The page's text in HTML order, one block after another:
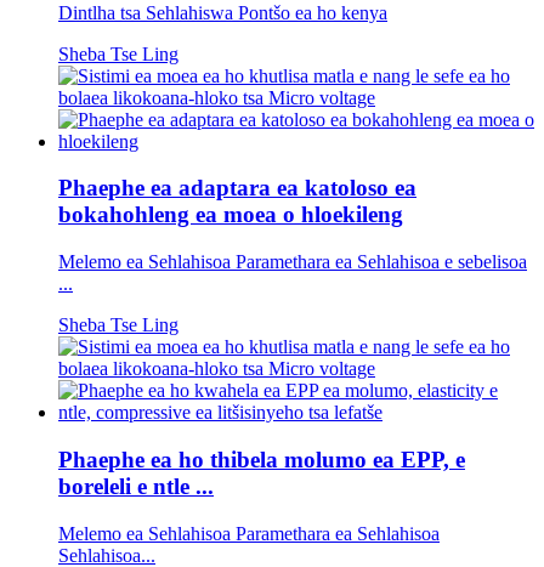
Dintlha tsa Sehlahiswa Pontšo ea ho kenya
Sheba Tse Ling
Phaephe ea adaptara ea katoloso ea
bokahohleng ea moea o hloekileng
Melemo ea Sehlahisoa Paramethara ea Sehlahisoa e sebelisoa
...
Sheba Tse Ling
Phaephe ea ho thibela molumo ea EPP, e
boreleli e ntle ...
Melemo ea Sehlahisoa Paramethara ea Sehlahisoa
Sehlahisoa...